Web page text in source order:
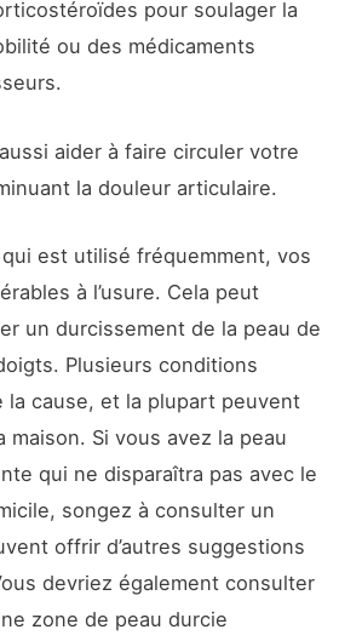
pour soulager la
ou des médicaments
aider à faire circuler votre
la douleur articulaire.
est utilisé fréquemment, vos
à l’usure. Cela peut
un durcissement de la peau de
Plusieurs conditions
la cause, et la plupart peuvent
maison. Si vous avez la peau
qui ne disparaîtra pas avec le
songez à consulter un
offrir d’autres suggestions
devriez également consulter
zone de peau durcie